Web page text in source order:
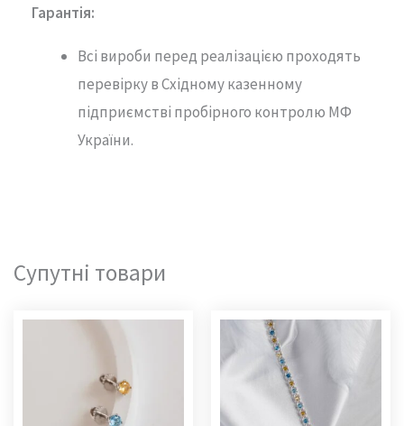
Гарантія:
Всі вироби перед реалізацією проходять
перевірку в Східному казенному
підприємстві пробірного контролю МФ
України.
Супутні товари